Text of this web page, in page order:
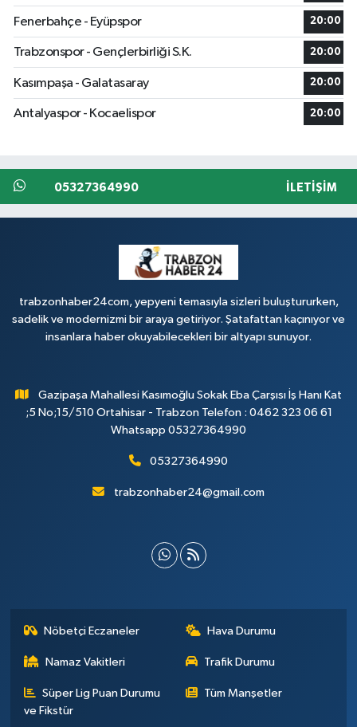
Fenerbahçe - Eyüpspor 20:00
Trabzonspor - Gençlerbirliği S.K. 20:00
Kasımpaşa - Galatasaray 20:00
Antalyaspor - Kocaelispor 20:00
05327364990 İLETIŞIM
trabzonhaber24com, yepyeni temasıyla sizleri buluştururken,
sadelik ve modernizmi bir araya getiriyor. Şatafattan kaçınıyor ve
insanlara haber okuyabilecekleri bir altyapı sunuyor.
Gazipaşa Mahallesi Kasımoğlu Sokak Eba Çarşısı İş Hanı Kat
;5 No;15/510 Ortahisar - Trabzon Telefon : 0462 323 06 61
Whatsapp 05327364990
05327364990
trabzonhaber24@gmail.com
Nöbetçi Eczaneler Hava Durumu
Namaz Vakitleri Trafik Durumu
Süper Lig Puan Durumu
ve Fikstür
Tüm Manşetler